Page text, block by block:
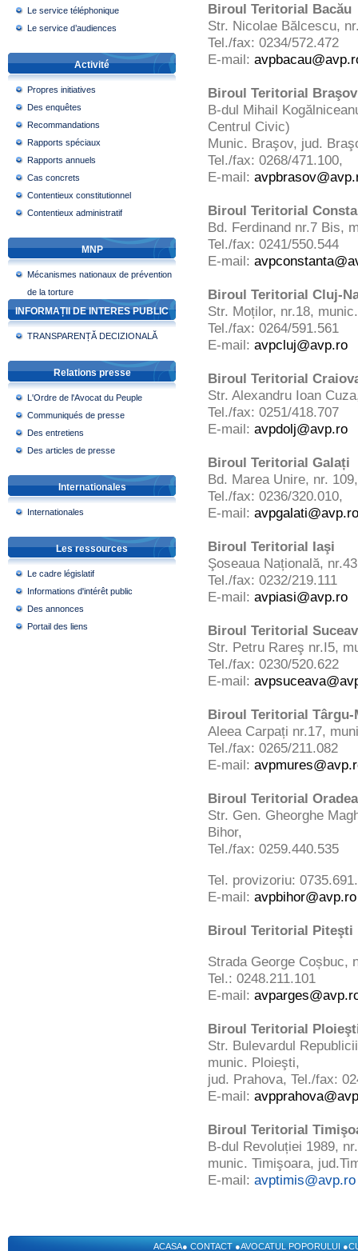
Le service téléphonique
Le service d’audiences
Activité
Propres initiatives
Des enquêtes
Recommandations
Rapports spéciaux
Rapports annuels
Cas concrets
Contentieux constitutionnel
Contentieux administratif
MNP
Mécanismes nationaux de prévention
de la torture
INFORMAȚII DE INTERES PUBLIC
TRANSPARENȚĂ DECIZIONALĂ
Relations presse
L'Ordre de l'Avocat du Peuple
Communiqués de presse
Des entretiens
Des articles de presse
Internationales
Internationales
Les ressources
Le cadre législatif
Informations d'intérêt public
Des annonces
Portail des liens
Biroul Teritorial Bacău
Str. Nicolae Bălcescu,
Tel./fax: 0234/572.472
E-mail:
Biroul Teritorial Braşov
B-dul Mihail
Centrul Civic)
Munic. Braşov, jud.
Tel./fax: 0268/471.100,
E-mail:
Biroul Teritorial
Bd. Ferdinand nr.7 Bis,
Tel./fax: 0241/550.544
E-mail:
Biroul Teritorial Cluj-
Str. Moților, nr.18,
Tel./fax: 0264/591.561
E-mail: avpcluj@avp.ro
Biroul Teritorial
Str. Alexandru Ioan
Tel./fax: 0251/418.707
E-mail: avpdolj@avp.ro
Biroul Teritorial Galați
Bd. Marea Unire, nr.
Tel./fax: 0236/320.010,
E-mail: avpgalati@avp.ro
Biroul Teritorial Iaşi
Şoseaua Națională,
Tel./fax: 0232/219.111
E-mail: avpiasi@avp.ro
Biroul Teritorial
Str. Petru Rareş nr.I5,
Tel./fax: 0230/520.622
E-mail:
Biroul Teritorial Târgu-
Aleea Carpați nr.17,
Tel./fax: 0265/211.082
E-mail:
Biroul Teritorial Oradea
Str. Gen. Gheorghe
Bihor,
Tel./fax: 0259.440.535
Tel. provizoriu:
E-mail: avpbihor@avp.ro
Biroul Teritorial Piteşti
Strada George Coșbuc,
Tel.: 0248.211.101
E-mail:
Biroul Teritorial
Str. Bulevardul
munic. Ploieşti,
jud. Prahova, Tel./fax:
E-mail:
Biroul Teritorial
B-dul Revoluției 1989,
munic. Timişoara,
E-mail: avptimis@avp.ro
ACASA●CONTACT●AVOCATUL POPORULUI●